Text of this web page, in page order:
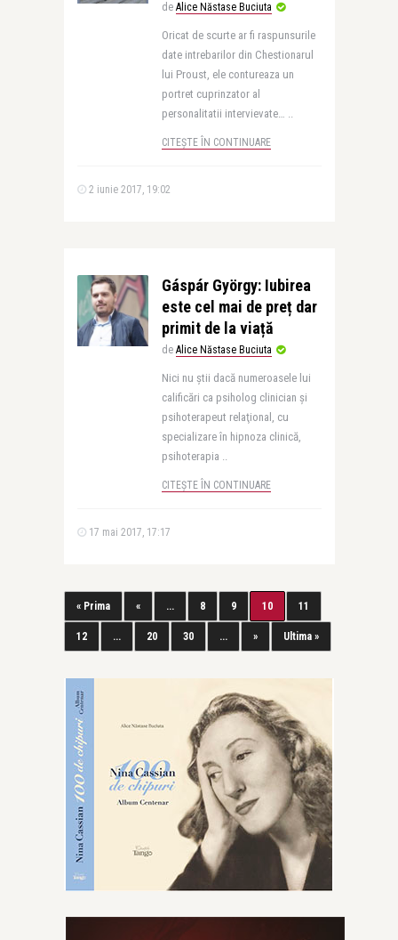
de Alice Năstase Buciuta
Oricat de scurte ar fi raspunsurile
date intrebarilor din Chestionarul
lui Proust, ele contureaza un
portret cuprinzator al
personalitatii intervievate… ..
CITEȘTE ÎN CONTINUARE
2 iunie 2017, 19:02
Gáspár György: Iubirea
este cel mai de preț dar
primit de la viață
de Alice Năstase Buciuta
Nici nu știi dacă numeroasele lui
calificări ca psiholog clinician şi
psihoterapeut relaţional, cu
specializare în hipnoza clinică,
psihoterapia ..
CITEȘTE ÎN CONTINUARE
17 mai 2017, 17:17
« Prima « ... 8 9 10 11
12 ... 20 30 ... » Ultima »